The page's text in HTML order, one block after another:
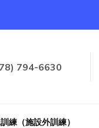
794-6630
練（施設外訓練）